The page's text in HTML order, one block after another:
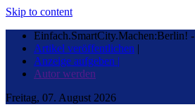
Skip to content
Einfach.SmartCity.Machen:Berlin! -
Artikel veröffentlichen |
Anzeige aufgeben |
Autor werden
Freitag, 07. August 2026